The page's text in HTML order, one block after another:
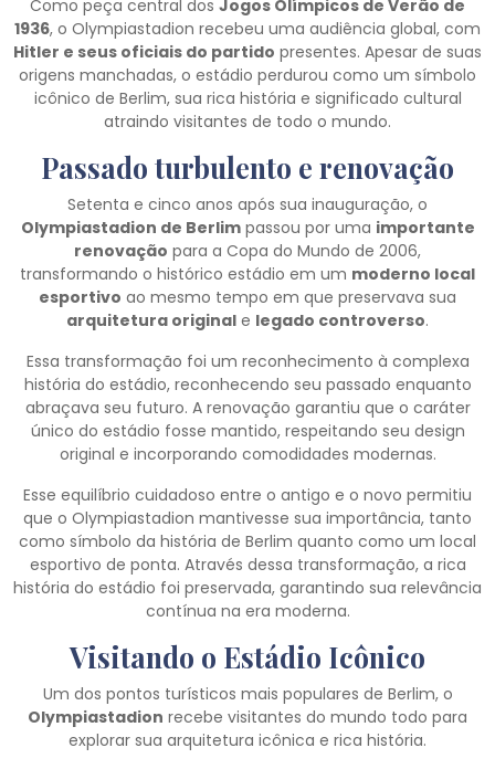
Como peça central dos Jogos Olímpicos de Verão de
1936, o Olympiastadion recebeu uma audiência global, com
Hitler e seus oficiais do partido presentes. Apesar de suas
origens manchadas, o estádio perdurou como um símbolo
icônico de Berlim, sua rica história e significado cultural
atraindo visitantes de todo o mundo.
Passado turbulento e renovação
Setenta e cinco anos após sua inauguração, o
Olympiastadion de Berlimpassou por uma importante
renovação para a Copa do Mundo de 2006,
transformando o histórico estádio em um moderno local
esportivo ao mesmo tempo em que preservava sua
arquitetura original e legado controverso.
Essa transformação foi um reconhecimento à complexa
história do estádio, reconhecendo seu passado enquanto
abraçava seu futuro. A renovação garantiu que o caráter
único do estádio fosse mantido, respeitando seu design
original e incorporando comodidades modernas.
Esse equilíbrio cuidadoso entre o antigo e o novo permitiu
que o Olympiastadion mantivesse sua importância, tanto
como símbolo da história de Berlim quanto como um local
esportivo de ponta. Através dessa transformação, a rica
história do estádio foi preservada, garantindo sua relevância
contínua na era moderna.
Visitando o Estádio Icônico
Um dos pontos turísticos mais populares de Berlim, o
Olympiastadion recebe visitantes do mundo todo para
explorar sua arquitetura icônica e rica história.